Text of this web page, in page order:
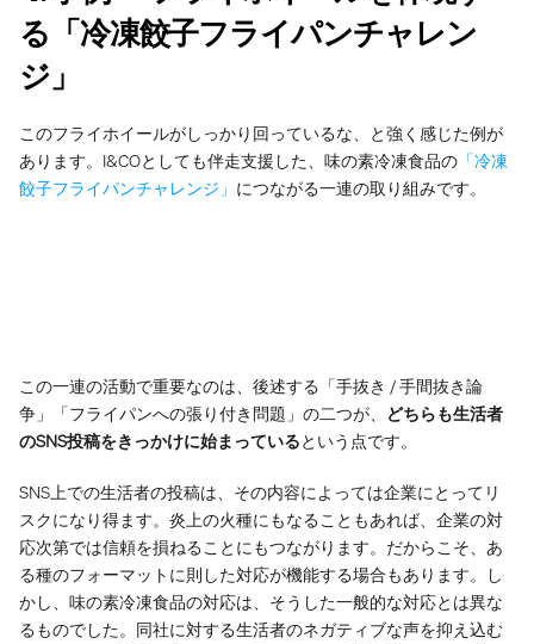
る「冷凍餃子フライパンチャレン
ジ」
このフライホイールがしっかり回っているな、と強く感じた例が
あります。I&COとしても伴走支援した、味の素冷凍食品の「冷凍
餃子フライパンチャレンジ」 につながる一連の取り組みです。
この一連の活動で重要なのは、後述する「手抜き / 手間抜き論
争」「フライパンへの張り付き問題」の二つが、
どちらも生活者
のSNS投稿をきっかけに始まっている という点です。
SNS上での生活者の投稿は、その内容によっては企業にとってリ
スクになり得ます。炎上の火種にもなることもあれば、企業の対
応次第では信頼を損ねることにもつながります。だからこそ、あ
る種のフォーマットに則した対応が機能する場合もあります。し
かし、味の素冷凍食品の対応は、そうした一般的な対応とは異な
るものでした。同社に対する生活者のネガティブな声を抑え込む